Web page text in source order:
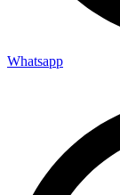
Whatsapp